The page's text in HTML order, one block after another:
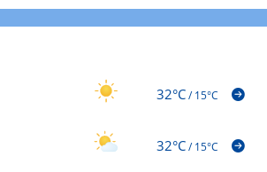
32°C/15°C
32°C/15°C